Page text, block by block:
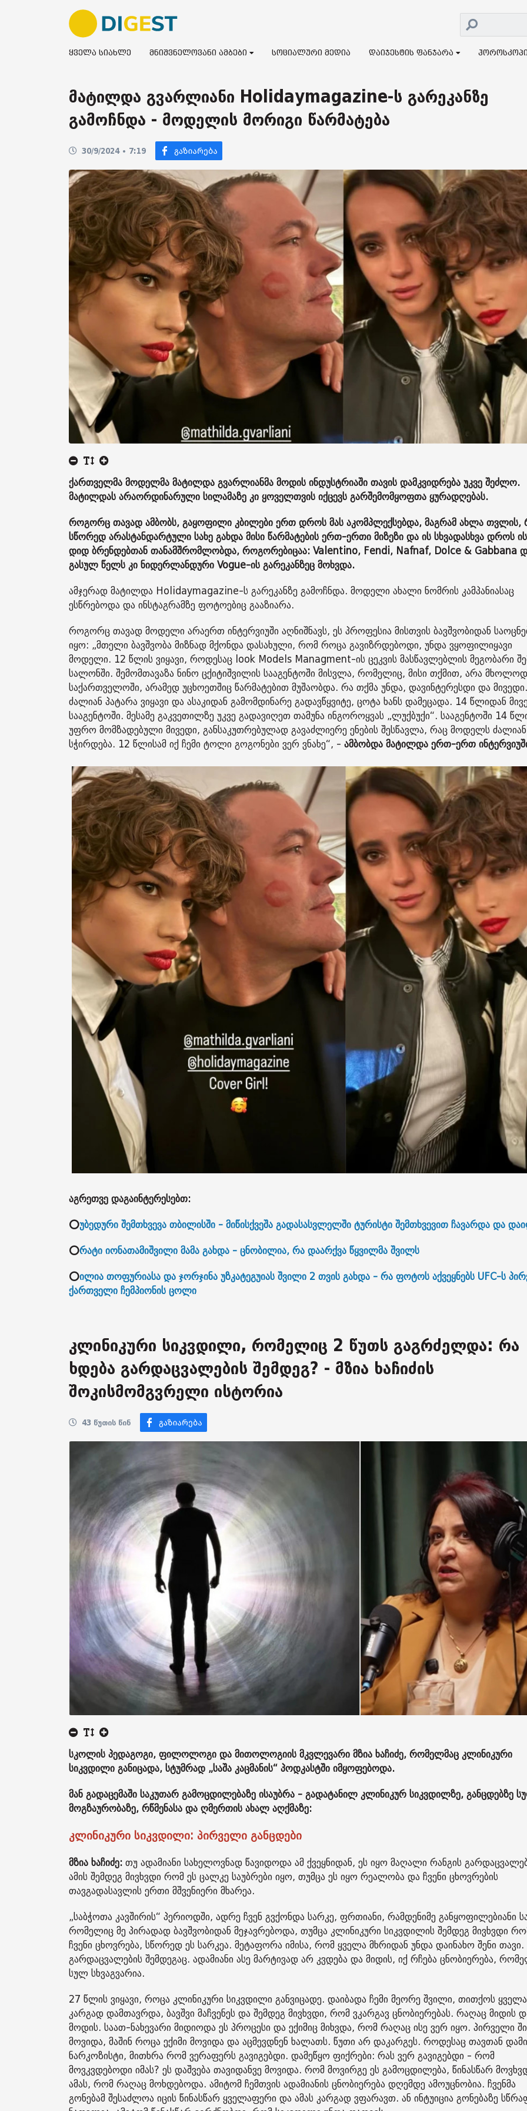
ყველა სიახლე მნიშვნელოვანი ამბები სოციალური მედია დაიჯესტის ფანჯარა
მატილდა გვარლიანი Holidaymagazine-ს გარეკანზე
გამოჩნდა - მოდელის მორიგი წარმატება
30/9/2024 • 7:19
ქართველმა მოდელმა მატილდა გვარლიანმა მოდის ინდუსტრიაში თავის დამკვიდრება უკვე შეძლო.
მატილდას არაორდინარული სილამაზე კი ყოველთვის იქცევს გარშემომყოფთა ყურადღებას.
როგორც თავად ამბობს, გაყოფილი კბილები ერთ დროს მას აკომპლექსებდა, მაგრამ ახლა თვლის,
სწორედ არასტანდარტული სახე გახდა მისი წარმატების ერთ-ერთი მიზეზი და ის სხვადასხვა დროს
დიდ ბრენდებთან თანამშრომლობდა, როგორებიცაა: Valentino, Fendi, Nafnaf, Dolce & Gabbana
გასულ წელს კი ნიდერლანდური Vogue-ის გარეკანზეც მოხვდა.
ამჯერად მატილდა Holidaymagazine-ს გარეკანზე გამოჩნდა. მოდელი ახალი ნომრის კამპანიასაც
ესწრებოდა და ინსტაგრამზე ფოტოებიც გააზიარა.
როგორც თავად მოდელი არაერთ ინტერვიუში აღნიშნავს, ეს პროფესია მისთვის ბავშვობიდან
იყო: „მთელი ბავშვობა მიზნად მქონდა დასახული, რომ როცა გავიზრდებოდი, უნდა ვყოფილიყავი
მოდელი. 12 წლის ვიყავი, როდესაც look Models Managment-ის ცეკვის მასწავლებლის მეგობარი
სალონში. შემომთავაზა ნინო ცქიტიშვილის სააგენტოში მისვლა, რომელიც, მისი თქმით, არა მხოლოდ
საქართველოში, არამედ უცხოეთშიც წარმატებით მუშაობდა. რა თქმა უნდა, დავინტერესდი და მივედი.
ძალიან პატარა ვიყავი და ასაკიდან გამომდინარე გადავწყვიტე, ცოტა ხანს დამეცადა. 14 წლიდან
სააგენტოში. მესამე გაკვეთილზე უკვე გადავიღეთ თამუნა ინგოროყვას „ლუქბუქი“. სააგენტოში 14
უფრო მომზადებული მივედი, განსაკუთრებულად გავაძლიერე ენების შესწავლა, რაც მოდელს ძალიან
სჭირდება. 12 წლისამ იქ ჩემი ტოლი გოგონები ვერ ვნახე“, - ამბობდა მატილდა ერთ-ერთ
აგრეთვე დაგაინტერესებთ:
⭕უბედური შემთხვევა თბილისში - მიწისქვეშა გადასასვლელში ტურისტი შემთხვევით ჩავარდა და
⭕რატი იონათამიშვილი მამა გახდა - ცნობილია, რა დაარქვა წყვილმა შვილს
⭕ილია თოფურიასა და ჯორჯინა უზკატეგუიას შვილი 2 თვის გახდა - რა ფოტოს აქვეყნებს UFC-ს
ქართველი ჩემპიონის ცოლი
კლინიკური სიკვდილი, რომელიც 2 წუთს გაგრძელდა: რა
ხდება გარდაცვალების შემდეგ? - მზია ხაჩიძის
შოკისმომგვრელი ისტორია
43 წუთის წინ
სკოლის პედაგოგი, ფილოლოგი და მითოლოგიის მკვლევარი მზია ხაჩიძე, რომელმაც კლინიკური
სიკვდილი განიცადა, სტუმრად „საშა კაცმანის“ პოდკასტში იმყოფებოდა.
მან გადაცემაში საკუთარ გამოცდილებაზე ისაუბრა - გადატანილ კლინიკურ სიკვდილზე, განცდებზე
მოგზაურობაზე, რწმენასა და ღმერთის ახალ აღქმაზე:
კლინიკური სიკვდილი: პირველი განცდები
მზია ხაჩიძე: თუ ადამიანი სახელოვნად წავიდოდა ამ ქვეყნიდან, ეს იყო მაღალი რანგის
ამის შემდეგ მივხვდი რომ ეს ცალკე საუბრები იყო, თუმცა ეს იყო რეალობა და ჩვენი ცხოვრების
თავგადასავლის ერთი მშვენიერი მხარეა.
„საბჭოთა კავშირის“ პერიოდში, ადრე ჩვენ გვქონდა სარკე, ფრთიანი, რამდენიმე განყოფილებიანი
რომელიც მე პირადად ბავშვობიდან მეჯავრებოდა, თუმცა კლინიკური სიკვდილის შემდეგ მივხვდი
ჩვენი ცხოვრება, სწორედ ეს სარკეა. მეტაფორა იმისა, რომ ყველა მხრიდან უნდა დაინახო შენი თავი.
გარდაცვალების შემდეგაც. ადამიანი ასე მარტივად არ კვდება და მიდის, იქ რჩება ცნობიერება,
სულ სხვაგვარია.
27 წლის ვიყავი, როცა კლინიკური სიკვდილი განვიცადე. დაიბადა ჩემი მეორე შვილი, თითქოს
კარგად დამთავრდა, ბავშვი მაჩვენეს და შემდეგ მივხვდი, რომ ვკარგავ ცნობიერებას. რაღაც მიდის
მოდის. საათ-ნახევარი მიდიოდა ეს პროცესი და ექიმიც მიხვდა, რომ რაღაც ისე ვერ იყო. პირველი
მოვიდა, მაშინ როცა ექიმი მოვიდა და აცმევდნენ ხალათს. წუთი არ დაკარგეს. როდესაც თავთან
ნარკოზისტი, მითხრა რომ ვერაფერს გავიგებდი. დამეწყო ფიქრები: რას ვერ გავიგებდი - რომ
მოვკვდებოდი იმას? ეს დაშვება თავიდანვე მოვიდა. რომ მოვირგე ეს გამოცდილება, წინასწარ
ამას, რომ რაღაც მოხდებოდა. ამიტომ ჩემთვის ადამიანის ცნობიერება დღემდე ამოუცნობია. ჩვენმა
გონებამ შესაძლოა იცის წინასწარ ყველაფერი და ამას კარგად ვფარავთ. ან ინტუიცია გონებაზე